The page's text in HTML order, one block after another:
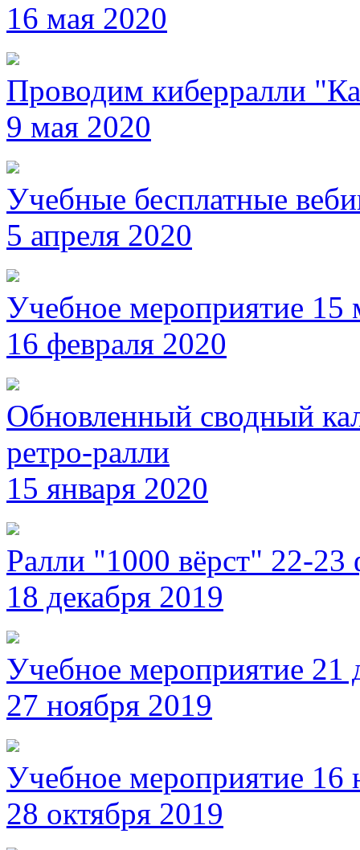
16 мая 2020
Проводим киберралли
9 мая 2020
Учебные бесплатные
5 апреля 2020
Учебное мероприятие 15
16 февраля 2020
Обновленный сводный
ретро-ралли
15 января 2020
Ралли "1000 вёрст" 22-23
18 декабря 2019
Учебное мероприятие 21
27 ноября 2019
Учебное мероприятие 16
28 октября 2019